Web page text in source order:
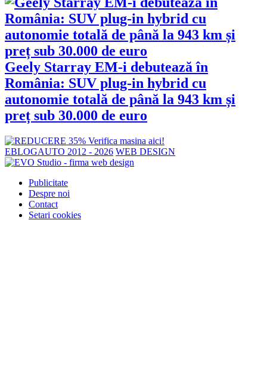
Geely Starray EM-i debutează în
România: SUV plug-in hybrid cu
autonomie totală de până la 943 km și
preț sub 30.000 de euro
EBLOGAUTO 2012 - 2026 WEB DESIGN
Publicitate
Despre noi
Contact
Setari cookies